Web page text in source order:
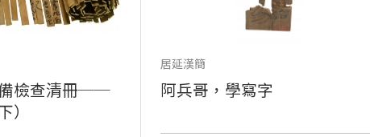
檢查清冊──
）
居延漢簡
阿兵哥，學寫字